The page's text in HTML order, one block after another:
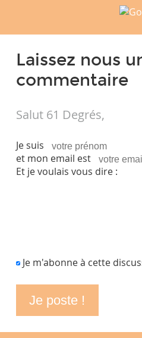
Laissez nous
commentaire
Salut 61 Degrés,
Je suis
et mon email est
Et je voulais vous dire :
Je m'abonne à cette